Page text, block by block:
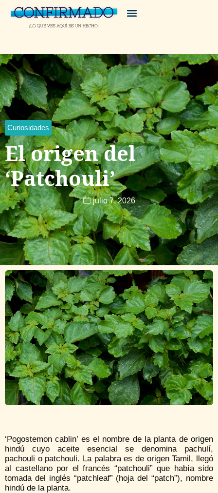
Curiosidades
El origen del
‘Patchouli’
julio 7, 2026
‘Pogostemon cablin’ es el nombre de la planta de origen
hindú cuyo aceite esencial se denomina pachulí,
pachouli o patchouli. La palabra es de origen Tamil, llegó
al castellano por el francés “patchouli” que había sido
tomada del inglés “patchleaf” (hoja del “patch”), nombre
hindú de la planta.